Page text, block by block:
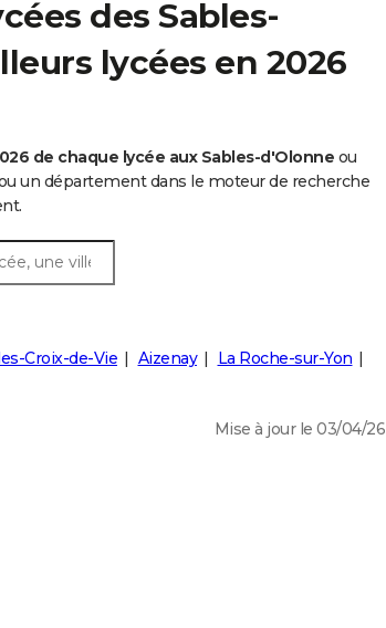
des Sables-
lycées en 2026
de chaque lycée aux Sables-d'Olonne ou
un département dans le moteur de recherche
Croix-de-Vie Aizenay
La Roche-sur-Yon
Mise à jour le 03/04/26